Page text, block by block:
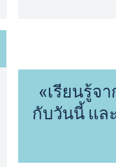
«เรียนรู้จ
กับวันนี้ แล